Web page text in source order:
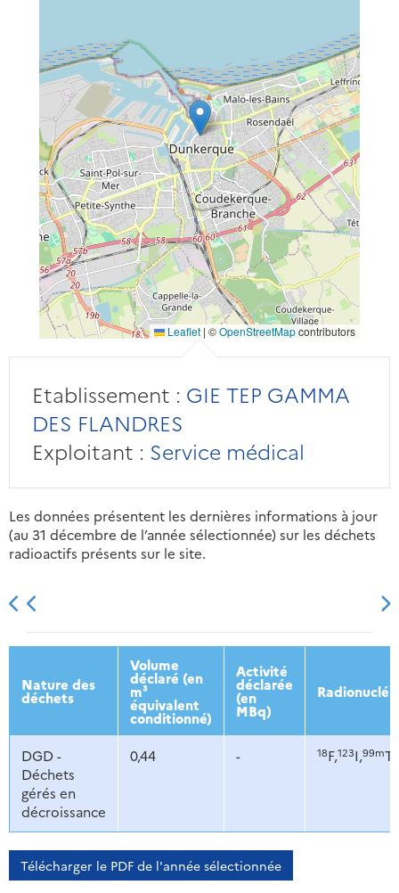
Leaflet | ©OpenStreetMapcontributors
Etablissement : GIE TEP GAMMA
DES FLANDRES
Exploitant : Service médical
Les données présentent les dernières informations à jour
(au 31 décembre de l’année sélectionnée) sur les déchets
radioactifs présents sur le site.
2013 2014 2015 2016
Nature des
déchets
Volume
déclaré (en
m³
équivalent
conditionné)
Activité
déclarée
(en
MBq)
DGD -
Déchets
gérés en
décroissance
0,44 - 18F,123I,99mTc
Télécharger le PDF de l'année sélectionnée